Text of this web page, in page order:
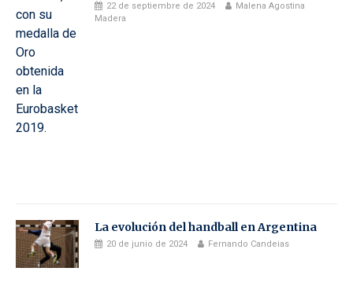
22 de septiembre de 2024
Malena Agostina
Madera
La evolución del handball en Argentina
20 de junio de 2024 Fernando Candeias